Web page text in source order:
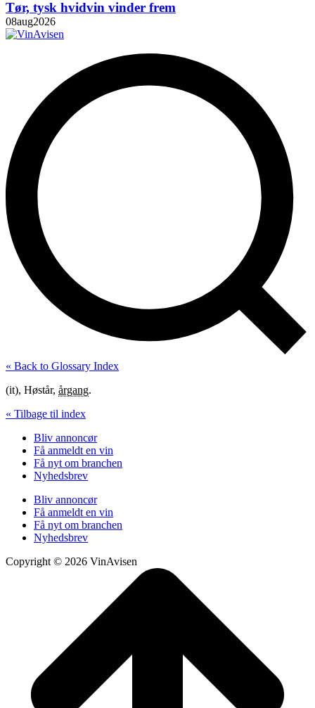
Tør, tysk hvidvin vinder frem
08aug2026
« Back to Glossary Index
(it), Høstår, årgang.
« Tilbage til index
Bliv annoncør
Få anmeldt en vin
Få nyt om branchen
Nyhedsbrev
Bliv annoncør
Få anmeldt en vin
Få nyt om branchen
Nyhedsbrev
Copyright © 2026 VinAvisen